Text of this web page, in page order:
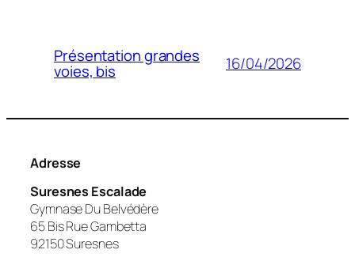
Présentation grandes
voies, bis 16/04/2026
Adresse
Suresnes Escalade
Gymnase Du Belvédère
65 Bis Rue Gambetta
92150 Suresnes